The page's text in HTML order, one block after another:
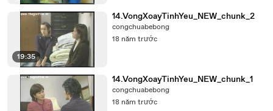
19:35
14.VongXoayTinhYeu_NEW_chunk_2
congchuabebong
18 năm trước
14.VongXoayTinhYeu_NEW_chunk_1
congchuabebong
18 năm trước